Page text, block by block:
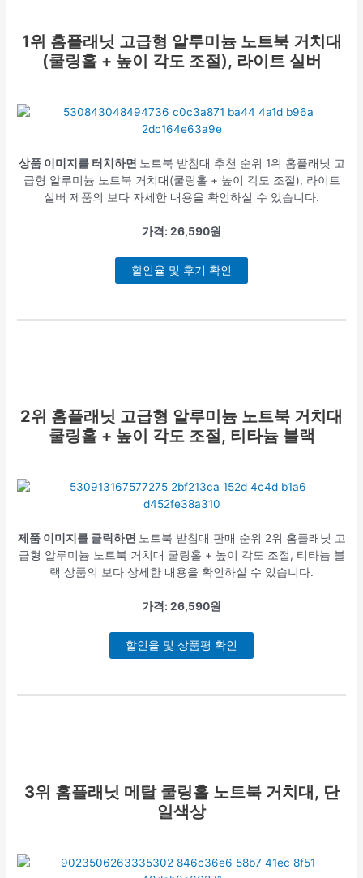
1위 홈플래닛 고급형 알루미늄 노트북 거치대
(쿨링홀 + 높이 각도 조절), 라이트 실버
상품 이미지를 터치하면 노트북 받침대 추천 순위 1위 홈플래닛 고
급형 알루미늄 노트북 거치대(쿨링홀 + 높이 각도 조절), 라이트
실버 제품의 보다 자세한 내용을 확인하실 수 있습니다.
가격: 26,590원
할인율 및 후기 확인
2위 홈플래닛 고급형 알루미늄 노트북 거치대
쿨링홀 + 높이 각도 조절, 티타늄 블랙
제품 이미지를 클릭하면 노트북 받침대 판매 순위 2위 홈플래닛 고
급형 알루미늄 노트북 거치대 쿨링홀 + 높이 각도 조절, 티타늄 블
랙 상품의 보다 상세한 내용을 확인하실 수 있습니다.
가격: 26,590원
할인율 및 상품평 확인
3위 홈플래닛 메탈 쿨링홀 노트북 거치대, 단
일색상